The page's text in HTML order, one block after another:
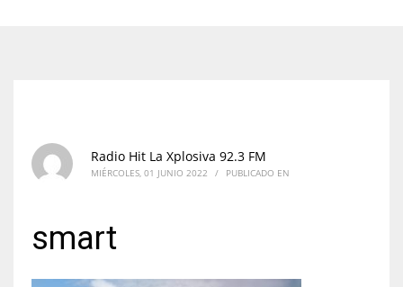
Radio Hit La Xplosiva 92.3 FM
MIÉRCOLES, 01 JUNIO 2022 / PUBLICADO EN
smart